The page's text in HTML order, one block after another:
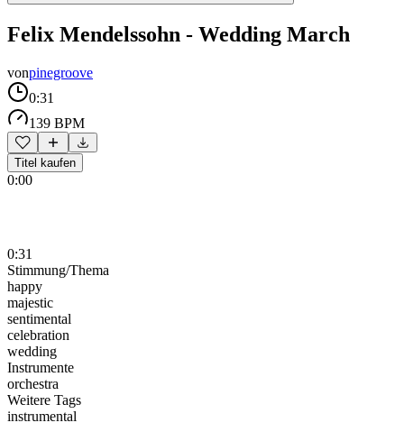
Felix Mendelssohn - Wedding March
vonpinegroove
0:31
139 BPM
Titel kaufen
0:00
0:31
Stimmung/Thema
happy
majestic
sentimental
celebration
wedding
Instrumente
orchestra
Weitere Tags
instrumental